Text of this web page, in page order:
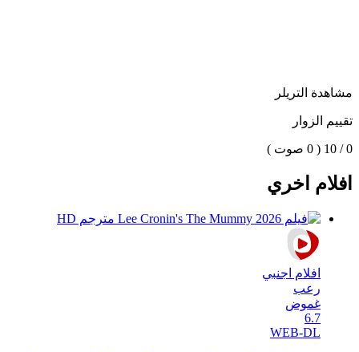
مشاهدة التريلر
تقييم الزوار
0 / 10 ( 0 صوت )
افلام اخري
افلام اجنبي
رعب
غموض
6.7
WEB-DL